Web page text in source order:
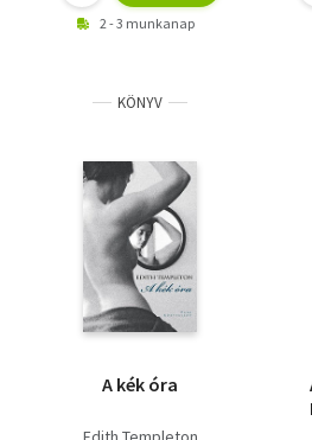
2 - 3 munkanap
KÖNYV
A kék óra